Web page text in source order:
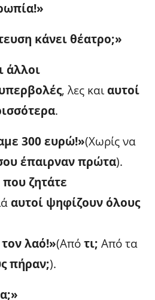
κάνει θέατρο;»
άλλοι
, λες καιαυτοί
.
300 ευρώ!»(Χωρίς να
έπαιρναν πρώτα).
που ζητάτε
αυτοί ψηφίζουν όλους
λαό!»(Απότι; Από τα
πήραν;).